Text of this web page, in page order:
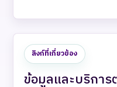
ลิงก์ที่เกี่ยวข้อง
ข้อมูลและบริการ